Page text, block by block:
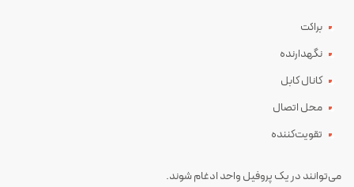
براکت
نگهدارنده
کانال کابل
محل اتصال
تقویت‌کننده
می‌توانند در یک پروفیل واحد ادغام شوند.